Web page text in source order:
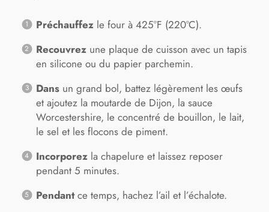
Préchauffezle four à 425°F (220°C).
Recouvrezune plaque de cuisson avec un tapis
en silicone ou du papier parchemin.
Dansun grand bol, battez légèrement les œufs
et ajoutez la moutarde de Dijon, la sauce
Worcestershire, le concentré de bouillon, le lait,
le sel et les flocons de piment.
Incorporezla chapelure et laissez reposer
pendant 5 minutes.
Pendantce temps, hachez l’ail et l’échalote.